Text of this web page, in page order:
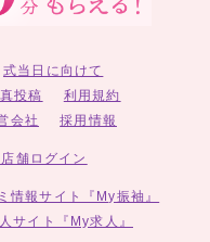
式当日に向けて
投稿
利用規約
会社 採用情報
舗ログイン
情報サイト『My振袖』
サイト『My求人』